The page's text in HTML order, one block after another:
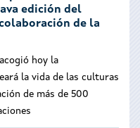
edición del
de la
hoy la
la vida de las culturas
de más de 500